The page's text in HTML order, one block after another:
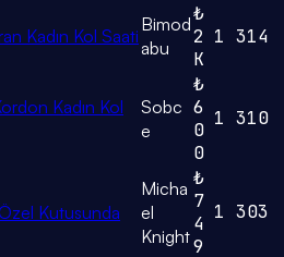
Kadın Kol Saati
Bimod
abu
₺
2
K
1 314
Kadın Kol
Sobc
e
₺
6
0
0
1 310
Kutusunda
Micha
el
Knight
₺
7
4
9
1 303